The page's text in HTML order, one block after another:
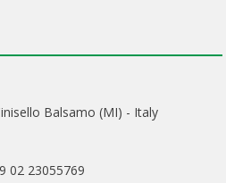
Balsamo (MI) - Italy
02 23055769